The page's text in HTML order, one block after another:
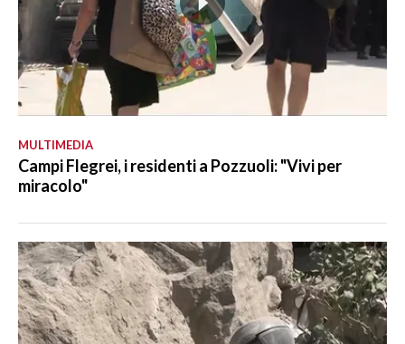
MULTIMEDIA
Campi Flegrei, i residenti a Pozzuoli: "Vivi per
miracolo"